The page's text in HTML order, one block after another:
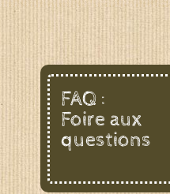
FAQ :
Foire aux
questions